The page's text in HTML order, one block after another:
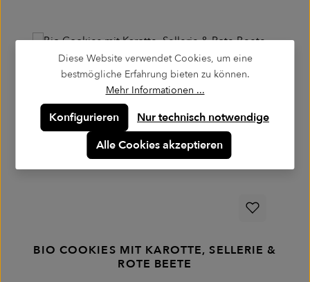
BIO COOKIES MIT KAROTTE, SELLERIE &
ROTE BEETE
Diese Website verwendet Cookies, um eine
bestmögliche Erfahrung bieten zu können.
Mehr Informationen ...
Nur technisch notwendige
Konfigurieren
Alle Cookies akzeptieren